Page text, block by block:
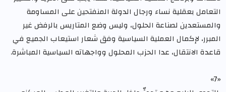
التعامل بعقلية نساء ورجال الدولة المنفتحين على المساومة
والمستعدين لصناعة الحلول، وليس وضع المتاريس بالرفض غير
المبرر، لإكمال العملية السياسية وفق شعار استيعاب الجميع في
قاعدة الانتقال، عدا الحزب المحلول وواجهاته السياسية المباشرة.
«7»